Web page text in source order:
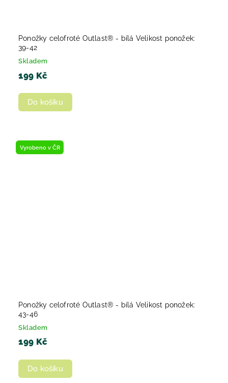
Ponožky celofroté Outlast® - bílá Velikost ponožek:
39-42
Skladem
199 Kč
Do košíku
Vyrobeno v ČR
Ponožky celofroté Outlast® - bílá Velikost ponožek:
43-46
Skladem
199 Kč
Do košíku